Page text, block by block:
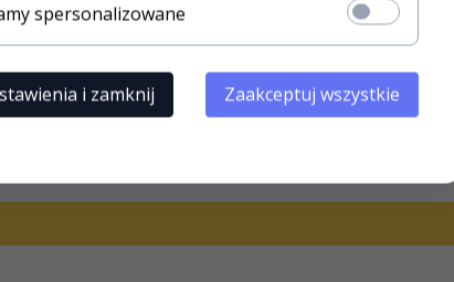
VATspersonalizowane
i zamknij Zaakceptuj wszystkie